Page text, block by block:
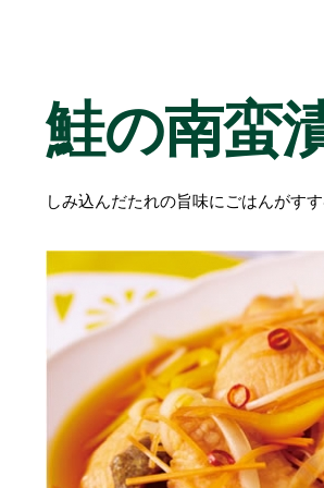
鮭の南蛮
しみ込んだたれの旨味にごはんがす